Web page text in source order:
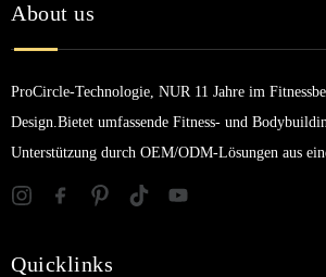
About us
ProCircle-Technologie, NUR 11 Jahre im
Design.Bietet umfassende Fitness- und
Unterstützung durch OEM/ODM-Lösungen aus
Quicklinks